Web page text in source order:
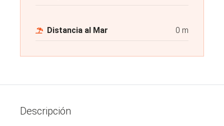
Distancia al Mar 0 m
Descripción